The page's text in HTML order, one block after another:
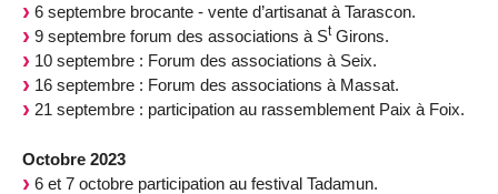
6 septembre brocante - vente d’artisanat à Tarascon.
9 septembre forum des associations à StGirons.
10 septembre : Forum des associations à Seix.
16 septembre : Forum des associations à Massat.
21 septembre : participation au rassemblement Paix à Foix.
Octobre 2023
6 et 7 octobre participation au festival Tadamun.